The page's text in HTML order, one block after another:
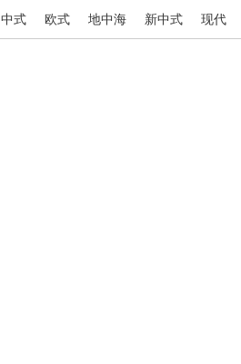
中式 欧式 地中海 新中式 现代